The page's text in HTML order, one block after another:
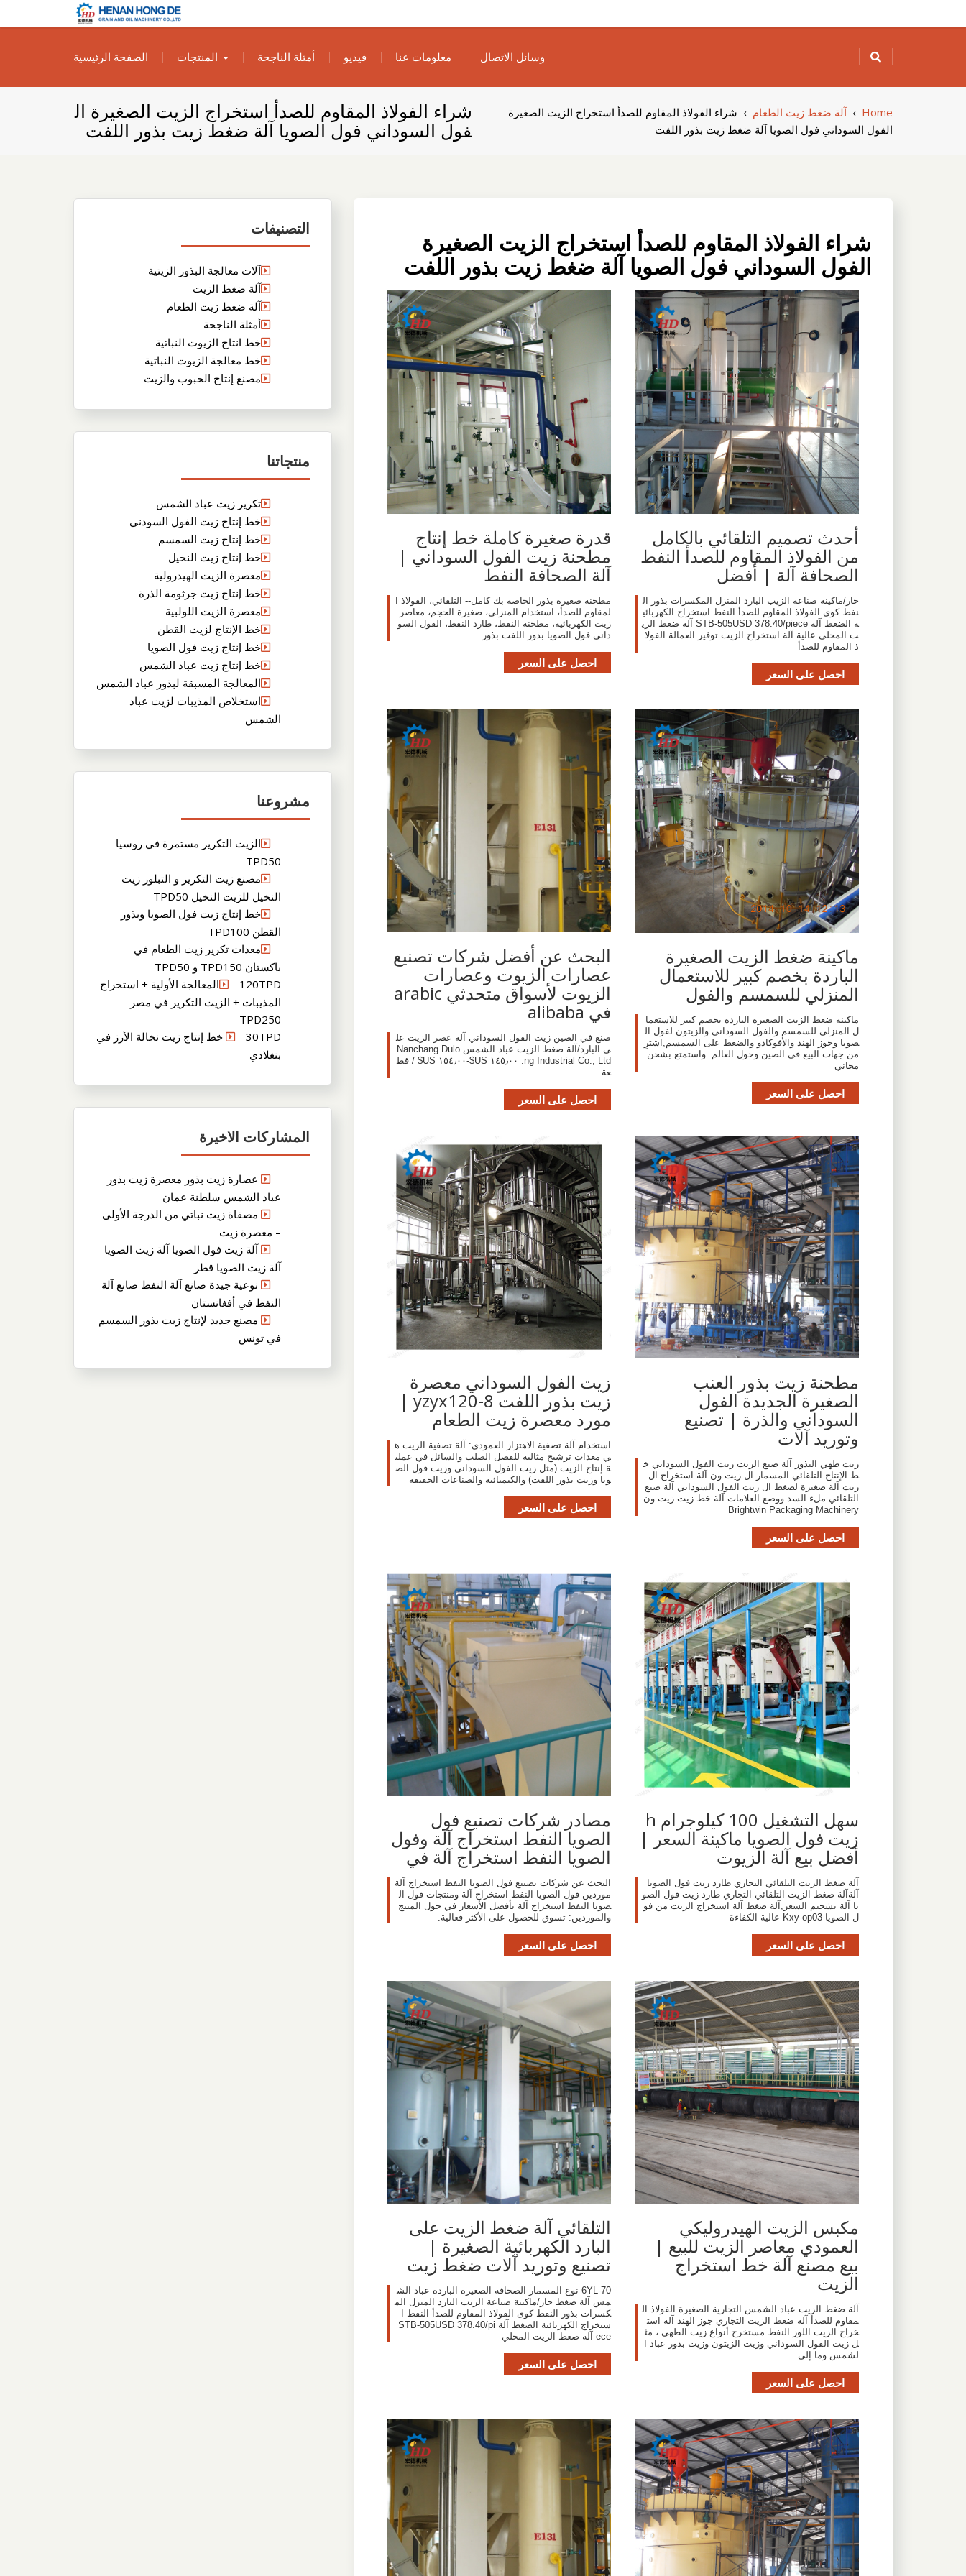
to
الزيوت النباتية
الخاص بك
الصفحة الرئيسية
المنتجات أمثلة الناجحة فيديو معلومات عنا وسائل الاتصال
شراء الفولاذ المقاوم للصدأ استخراج الزيت الصغيرة ال
فول السوداني فول الصويا آلة ضغط زيت بذور اللفت
Home
›آلة ضغط زيت الطعام › شراء الفولاذ المقاوم للصدأ استخراج الزيت الصغيرة
الفول السوداني فول الصويا آلة ضغط زيت بذور اللفت
التصنيفات
آلات معالجة البذور الزيتية
آلة ضغط الزيت
آلة ضغط زيت الطعام
أمثلة الناجحة
خط انتاج الزيوت النباتية
خط معالجة الزيوت النباتية
مصنع إنتاج الحبوب والزيت
منتجاتنا
تكرير زيت عباد الشمس
خط إنتاج زيت الفول السودني
خط إنتاج زيت السمسم
خط إنتاج زيت النخيل
معصرة الزيت الهيدرولية
خط إنتاج زيت جرثومة الذرة
معصرة الزيت اللولبية
خط الإنتاج لزيت القطن
خط إنتاج زيت فول الصويا
خط إنتاج زيت عباد الشمس
المعالجة المسبقة لبذور عباد الشمس
استخلاص المذيبات لزيت عباد
الشمس
مشروعنا
الزيت التكرير مستمرة في روسيا
TPD50
مصنع زيت التكرير و التبلور زيت
النخيل للزيت النخيل TPD50
خط إنتاج زيت فول الصويا وبذور
القطن TPD100
معدات تكرير زيت الطعام في
باكستان TPD150 و TPD50
120TPDالمعالجة الأولية + استخراج
المذيبات + الزيت التكرير في مصر
TPD250
30TPD خط إنتاج زيت نخالة الأرز في
بنغلادي
المشاركات الاخيرة
عصارة زيت بذور معصرة زيت بذور
عباد الشمس سلطنة عمان
مصفاة زيت نباتي من الدرجة الأولى
– معصرة زيت
آلة زيت فول الصويا آلة زيت الصويا
آلة زيت الصويا قطر
نوعية جيدة صانع آلة النفط صانع آلة
النفط في أفغانستان
مصنع جديد لإنتاج زيت بذور السمسم
في تونس
شراء الفولاذ المقاوم للصدأ استخراج الزيت الصغيرة
الفول السوداني فول الصويا آلة ضغط زيت بذور اللفت
أحدث تصميم التلقائي بالكامل
من الفولاذ المقاوم للصدأ النفط
الصحافة آلة | أفضل
حار/ماكينة صناعة الزيب البارد المنزل المكسرات بذور ال
نفط كوى الفولاذ المقاوم للصدأ النفط استخراج الكهربائي
ة الضغط آلة STB-505USD 378.40/piece آلة ضغط الزي
ت المحلي عالية آلة استخراج الزيت توفير العمالة الفولا
ذ المقاوم للصدأ
احصل على السعر
قدرة صغيرة كاملة خط إنتاج
مطحنة زيت الفول السوداني |
آلة الصحافة النفط
مطحنة صغيرة بذور الخاصة بك كامل-- التلقائي، الفولاذ ا
لمقاوم للصدأ، استخدام المنزلي، صغيرة الحجم، معاصر
زيت الكهربائية، مطحنة النفط، طارد النفط، الفول السو
داني فول الصويا بذور اللفت بذور
احصل على السعر
ماكينة ضغط الزيت الصغيرة
الباردة بخصم كبير للاستعمال
المنزلي للسمسم والفول
ماكينة ضغط الزيت الصغيرة الباردة بخصم كبير للاستعما
ل المنزلي للسمسم والفول السوداني والزيتون لفول ال
صويا وجوز الهند والأفوكادو والضغط على السمسم,اشترِ
من جهات البيع في الصين وحول العالم. واستمتع بشحن
مجاني
احصل على السعر
البحث عن أفضل شركات تصنيع
عصارات الزيوت وعصارات
الزيوت لأسواق متحدثي arabic
في alibaba
صنع في الصين زيت الفول السوداني آلة عصر الزيت عل
ى البارد/آلة ضغط الزيت عباد الشمس Nanchang Dulo
ng Industrial Co., Ltd. ١٤٥٫٠٠ US$-١٥٤٫٠٠ US$ / قط
عة
احصل على السعر
مطحنة زيت بذور العنب
الصغيرة الجديدة الفول
السوداني والذرة | تصنيع
وتوريد آلات
زيت طهي البذور آلة صنع الزيت زيت الفول السوداني خ
ط الإنتاج التلقائي المسمار ال زيت ون آلة استخراج ال
زيت آلة صغيرة لضغط ال زيت الفول السوداني آلة صنع
التلقائي ملء السد ووضع العلامات آلة خط زيت زيت ون
Brightwin Packaging Machinery
احصل على السعر
زيت الفول السوداني معصرة
زيت بذور اللفت yzyx120-8 |
مورد معصرة زيت الطعام
استخدام آلة تصفية الاهتزاز العمودي: آلة تصفية الزيت ه
ي معدات ترشيح مثالية للفصل الصلب والسائل في عملي
ة إنتاج الزيت (مثل زيت الفول السوداني وزيت فول الص
ويا وزيت بذور اللفت) والكيميائية والصناعات الخفيفة
احصل على السعر
سهل التشغيل 100 كيلوجرام h
زيت فول الصويا ماكينة السعر |
أفضل بيع آلة الزيوت
آلة ضغط الزيت التلقائي التجاري طارد زيت فول الصويا
آلةآلة ضغط الزيت التلقائي التجاري طارد زيت فول الصو
يا آلة تشحيم السعر,آلة ضغط آلة استخراج الزيت من فو
ل الصويا Kxy-op03 عالية الكفاءة
احصل على السعر
مصادر شركات تصنيع فول
الصويا النفط استخراج آلة وفول
الصويا النفط استخراج آلة في
البحث عن شركات تصنيع فول الصويا النفط استخراج آلة
موردين فول الصويا النفط استخراج آلة ومنتجات فول ال
صويا النفط استخراج آلة بأفضل الأسعار في حول المنتج
والموردين: تسوق للحصول على الأكثر فعالية.
احصل على السعر
مكبس الزيت الهيدروليكي
العمودي معاصر الزيت للبيع |
بيع مصنع آلة خط استخراج
الزيت
آلة ضغط الزيت عباد الشمس التجارية الصغيرة الفولاذ ال
مقاوم للصدأ آلة ضغط الزيت التجاري جوز الهند آلة است
خراج الزيت اللوز النفط مستخرج أنواع زيت الطهي ، مث
ل زيت الفول السوداني وزيت الزيتون وزيت بذور عباد ا
لشمس وما إلى
احصل على السعر
التلقائي آلة ضغط الزيت على
البارد الكهربائية الصغيرة |
تصنيع وتوريد آلات ضغط زيت
6YL-70 نوع المسمار الصحافة الصغيرة الباردة عباد الش
مس آلة ضغط حار/ماكينة صناعة الزيب البارد المنزل الم
كسرات بذور النفط كوى الفولاذ المقاوم للصدأ النفط ا
ستخراج الكهربائية الضغط آلة STB-505USD 378.40/pi
ece آلة ضغط الزيت المحلي
احصل على السعر